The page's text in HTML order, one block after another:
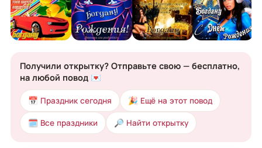
Получили открытку? Отправьте свою — бесплатно,
на любой повод 💌
📅 Праздник сегодня 🎉 Ещё на этот повод
🗓 Все праздники 🔎 Найти открытку